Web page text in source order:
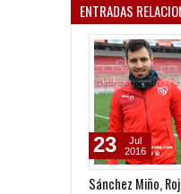
ENTRADAS
Sánchez Miño,
23
Jul
2016